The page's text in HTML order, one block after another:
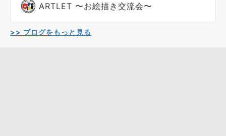
ARTLET 〜お絵描き交流会〜
>> ブログをもっと見る